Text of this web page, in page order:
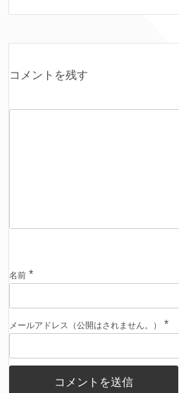
コメントを残す
名前 *
メールアドレス（公開はされません。） *